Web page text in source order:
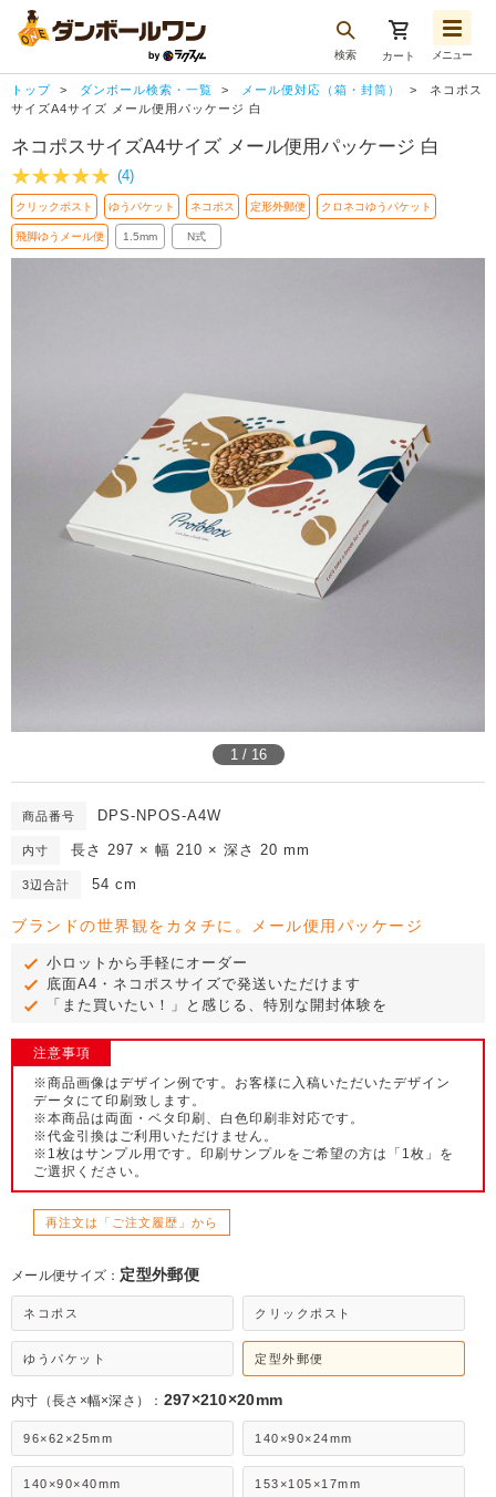
検索 カート メニュー
再注文
トップ ダンボール検索・一覧 メール便対応（箱・封筒）
ネコポス
サイズA4サイズ メール便用パッケージ 白
ネコポスサイズA4サイズ メール便用パッケージ 白
(4)
クリックポスト ゆうパケット ネコポス 定形外郵便 クロネコゆうパケット
飛脚ゆうメール便 1.5mm N式
1 / 16
商品番号 DPS-NPOS-A4W
内寸 長さ 297 × 幅 210 × 深さ 20 mm
3辺合計 54 cm
ブランドの世界観をカタチに。メール便用パッケージ
小ロットから手軽にオーダー
底面A4・ネコポスサイズで発送いただけます
「また買いたい！」と感じる、特別な開封体験を
注意事項
※商品画像はデザイン例です。お客様に入稿いただいたデザイン
データにて印刷致します。
※本商品は両面・ベタ印刷、白色印刷非対応です。
※代金引換はご利用いただけません。
※1枚はサンプル用です。印刷サンプルをご希望の方は「1枚」を
ご選択ください。
再注文は「ご注文履歴」から
メール便サイズ： 定型外郵便
ネコポス クリックポスト
ゆうパケット 定型外郵便
内寸（長さ×幅×深さ）： 297×210×20mm
96×62×25mm 140×90×24mm
140×90×40mm 153×105×17mm